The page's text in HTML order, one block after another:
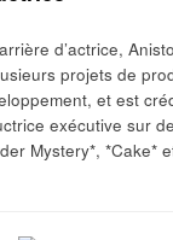
d’actrice,
projets de
et est
exécutive sur
Mystery*, *Cake*